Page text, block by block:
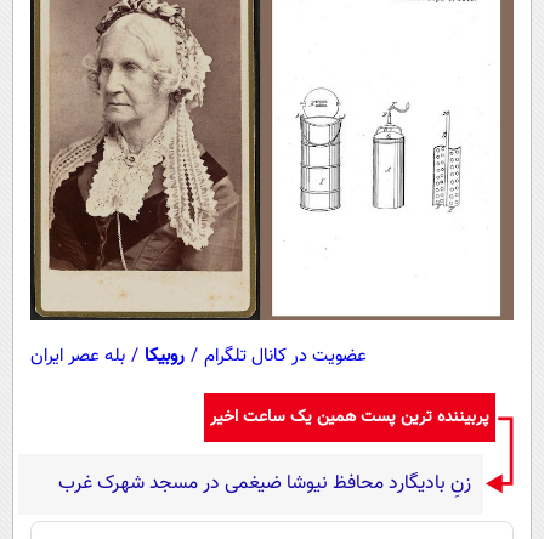
فرهنگی
اجتماعی
حیات وحش
سیاست خارجی
عضویت در کانال تلگرام / روبیکا / بله عصر ایران
پربیننده ترین پست همین یک ساعت اخیر
زنِ بادیگارد محافظ نیوشا ضیغمی در مسجد شهرک غرب